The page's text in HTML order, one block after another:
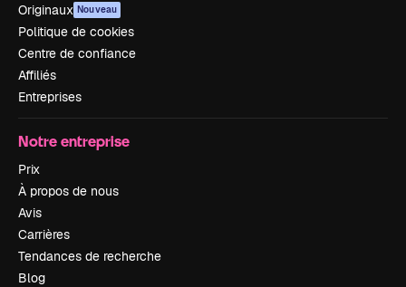
Originaux Nouveau
Politique de cookies
Centre de confiance
Affiliés
Entreprises
Notre entreprise
Prix
À propos de nous
Avis
Carrières
Tendances de recherche
Blog